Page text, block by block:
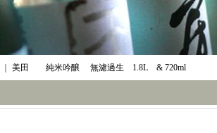
美田 純米吟醸 無濾過生 1.8L & 720ml